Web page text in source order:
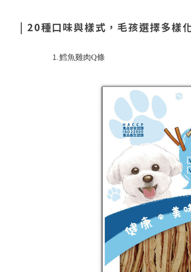
| 20種口味與樣式，毛孩選擇多樣
鱈魚雞肉Q條